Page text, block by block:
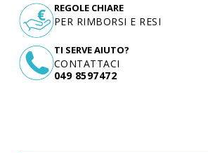
TI SERVE AIUTO?
CONTATTACI
049 8597472
REGOLE CHIARE
PER RIMBORSI E RESI